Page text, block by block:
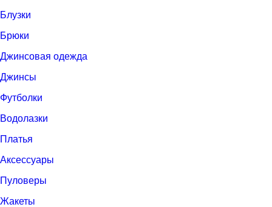
Блузки
Брюки
Джинсовая одежда
Джинсы
Футболки
Водолазки
Платья
Аксессуары
Пуловеры
Жакеты